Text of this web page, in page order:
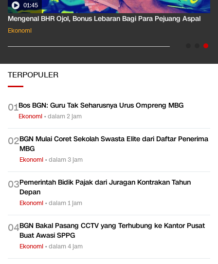
01:45
Mengenal BHR Ojol, Bonus Lebaran Bagi Para Pejuang Aspal
Ekonomi
TERPOPULER
01Bos BGN: Guru Tak Seharusnya Urus Ompreng MBG
Ekonomi •dalam 2 jam
02BGN Mulai Coret Sekolah Swasta Elite dari Daftar Penerima
MBG
Ekonomi •dalam 3 jam
03Pemerintah Bidik Pajak dari Juragan Kontrakan Tahun
Depan
Ekonomi •dalam 1 jam
04BGN Bakal Pasang CCTV yang Terhubung ke Kantor Pusat
Buat Awasi SPPG
Ekonomi •dalam 4 jam